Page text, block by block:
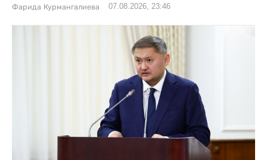
Фарида Курмангалиева 07.08.2026, 23:46